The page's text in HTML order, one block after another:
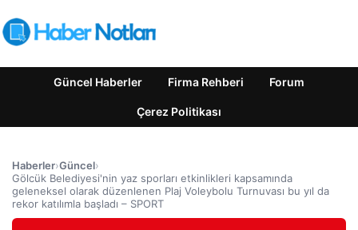
Güncel Haberler Firma Rehberi Forum
Çerez Politikası
Haberler›Güncel›
Gölcük Belediyesi'nin yaz sporları etkinlikleri kapsamında
geleneksel olarak düzenlenen Plaj Voleybolu Turnuvası bu yıl da
rekor katılımla başladı – SPORT